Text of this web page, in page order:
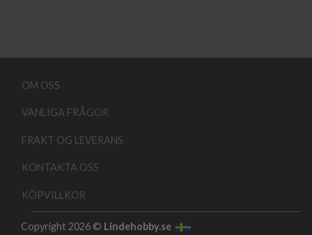
OM OSS
VANLIGA FRÅGOR
FRAKT OG LEVERANS
KONTAKTA OSS
KÖPVILLKOR
Copyright 2026 © Lindehobby.se